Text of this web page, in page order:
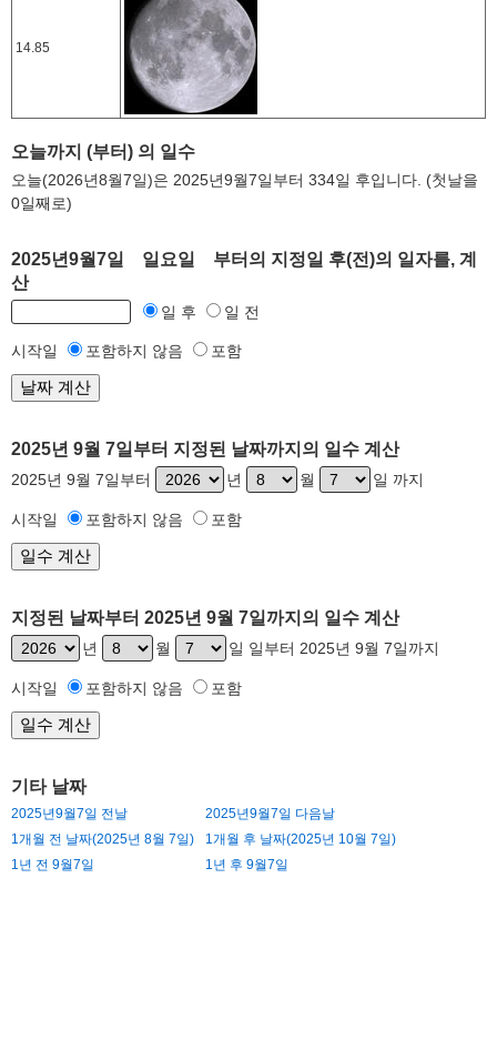
14.85
오늘까지 (부터) 의 일수
오늘(2026년8월7일)은 2025년9월7일부터 334일 후입니다. (첫날을
0일째로)
2025년9월7일 일요일 부터의 지정일 후(전)의 일자를, 계
산
일 후 일 전
시작일 포함하지 않음 포함
2025년 9월 7일부터 지정된 날짜까지의 일수 계산
2025년 9월 7일부터 년 월 일 까지
시작일 포함하지 않음 포함
지정된 날짜부터 2025년 9월 7일까지의 일수 계산
년 월 일 일부터 2025년 9월 7일까지
시작일 포함하지 않음 포함
기타 날짜
2025년9월7일 전날
2025년9월7일 다음날
1개월 전 날짜(2025년 8월 7일)
1개월 후 날짜(2025년 10월 7일)
1년 전 9월7일
1년 후 9월7일